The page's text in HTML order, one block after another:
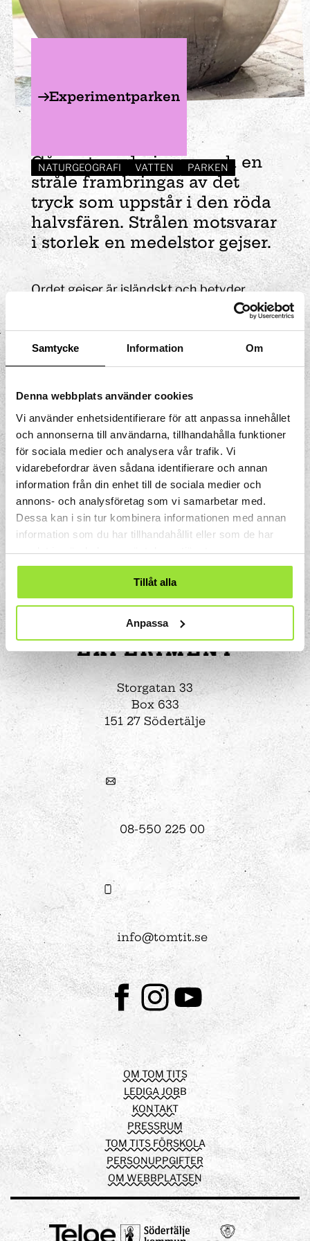
Samtycke Information Om
Denna webbplats använder cookies
Vi använder enhetsidentifierare för att anpassa innehållet
och annonserna till användarna, tillhandahålla funktioner
för sociala medier och analysera vår trafik. Vi
vidarebefordrar även sådana identifierare och annan
information från din enhet till de sociala medier och
annons- och analysföretag som vi samarbetar med.
Dessa kan i sin tur kombinera informationen med annan
information som du har tillhandahållit eller som de har
samlat in när du har använt deras tjänster.
Tillåt alla
Anpassa
Experimentparken
NATURGEOGRAFI VATTEN PARKEN
Gå runt med pinnen och en
stråle frambringas av det
tryck som uppstår i den röda
halvsfären. Strålen motsvarar
i storlek en medelstor gejser.
Ordet gejser är isländskt och betyder
ungefär "den som rasar" och är namnet på
heta källor som kastar upp kokhett vatten i
luften. Vattnet i kanaler och hålrum värms
upp av jordens inre tills trycket blir så stort
heta källorna för en tredjedel av landets
Storgatan 33
Box 633
151 27 Södertälje
08-550 225 00
info@tomtit.se
FacebookInstagram
Youtube
OM TOM TITS
LEDIGA JOBB
KONTAKT
PRESSRUM
TOM TITS FÖRSKOLA
PERSONUPPGIFTER
OM WEBBPLATSEN